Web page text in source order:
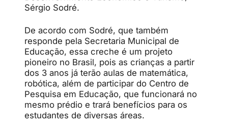
Sérgio Sodré.
De acordo com Sodré, que também
responde pela Secretaria Municipal de
Educação, essa creche é um projeto
pioneiro no Brasil, pois as crianças a partir
dos 3 anos já terão aulas de matemática,
robótica, além de participar do Centro de
Pesquisa em Educação, que funcionará no
mesmo prédio e trará benefícios para os
estudantes de diversas áreas.